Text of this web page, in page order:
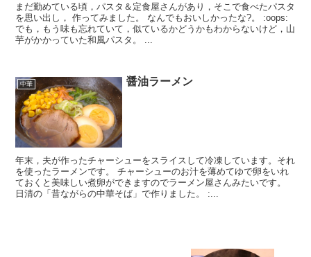
まだ勤めている頃，パスタ＆定食屋さんがあり，そこで食べたパスタ
を思い出し， 作ってみました。 なんでもおいしかったな?。 :oops:
でも，もう味も忘れていて，似ているかどうかもわからないけど，山
芋がかかっていた和風パスタ。 ...
中華 醤油ラーメン
年末，夫が作ったチャーシューをスライスして冷凍しています。それ
を使ったラーメンです。 チャーシューのお汁を薄めてゆで卵をいれ
ておくと美味しい煮卵ができますのでラーメン屋さんみたいです。
日清の「昔ながらの中華そば」で作りました。 :...